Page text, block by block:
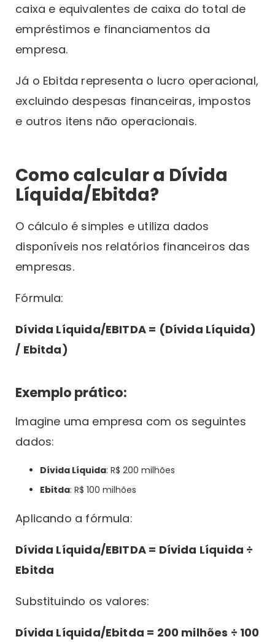
caixa e equivalentes de caixa do total de
empréstimos e financiamentos da
empresa.
Já o Ebitda representa o lucro operacional,
excluindo despesas financeiras, impostos
e outros itens não operacionais.
Como calcular a Dívida
Líquida/Ebitda?
O cálculo é simples e utiliza dados
disponíveis nos relatórios financeiros das
empresas.
Fórmula:
Dívida Líquida/EBITDA = (Dívida Líquida)
/ Ebitda)
Exemplo prático:
Imagine uma empresa com os seguintes
dados:
Dívida Líquida: R$ 200 milhões
Ebitda: R$ 100 milhões
Aplicando a fórmula:
Dívida Líquida/EBITDA = Dívida Líquida ÷
Ebitda
Substituindo os valores:
Dívida Líquida/Ebitda = 200 milhões ÷ 100